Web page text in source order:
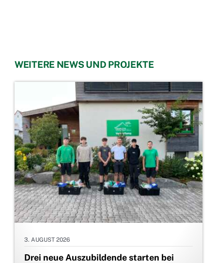
WEITERE NEWS UND PROJEKTE
3. AUGUST 2026
Drei neue Auszubildende starten bei